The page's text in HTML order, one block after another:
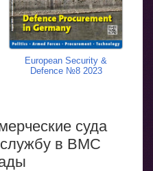
European Security &
Defence №8 2023
суда
в ВМС